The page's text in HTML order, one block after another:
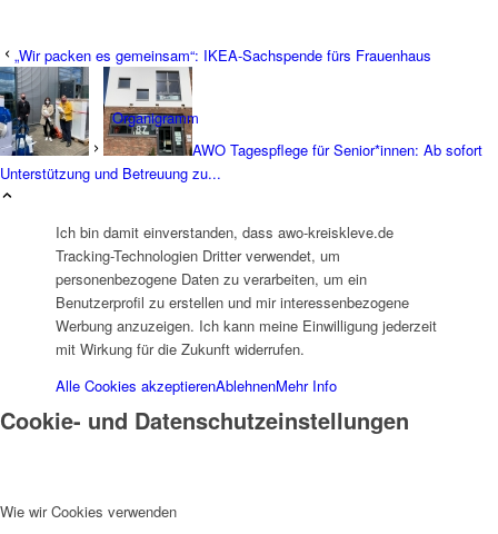
Organigramm
Betriebsrat
„Wir packen es gemeinsam“: IKEA-Sachspende fürs Frauenhaus
AWO Tagespflege für Senior*innen: Ab sofort
Unterstützung und Betreuung zu...
Ich bin damit einverstanden, dass awo-kreiskleve.de
Tracking-Technologien Dritter verwendet, um
personenbezogene Daten zu verarbeiten, um ein
Benutzerprofil zu erstellen und mir interessenbezogene
Werbung anzuzeigen. Ich kann meine Einwilligung jederzeit
mit Wirkung für die Zukunft widerrufen.
Alle Cookies akzeptierenAblehnenMehr Info
Cookie- und Datenschutzeinstellungen
Wie wir Cookies verwenden